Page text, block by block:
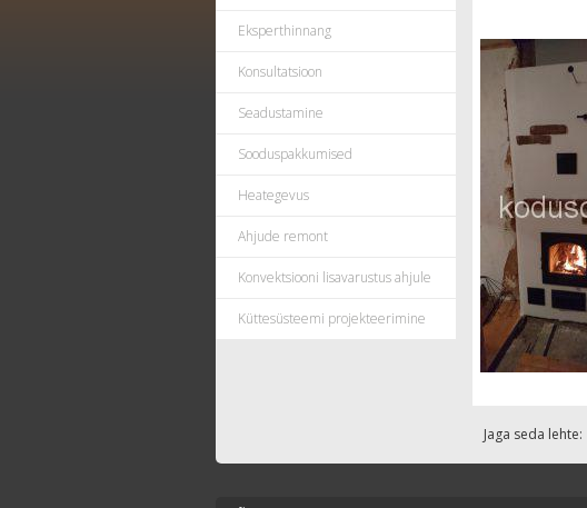
Eksperthinnang
Konsultatsioon
Seadustamine
Sooduspakkumised
Heategevus
Ahjude remont
Konvektsiooni lisavarustus ahjule
Küttesüsteemi projekteerimine
Jaga seda lehte: